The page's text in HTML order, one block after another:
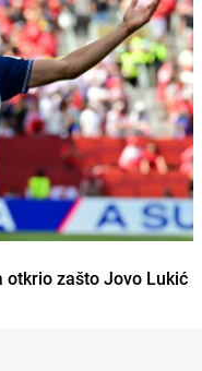
otkrio zašto Jovo Lukić